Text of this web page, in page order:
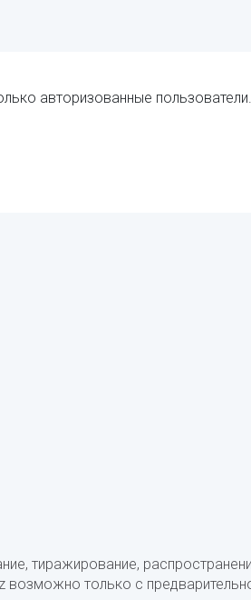
авторизованные пользователи.
тиражирование,
возможно только с